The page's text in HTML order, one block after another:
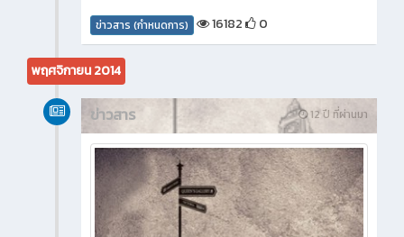
ข่าวสาร (กำหนดการ) 16182 0
พฤศจิกายน 2014
12 ปี ที่ผ่านมา
ข่าวสาร